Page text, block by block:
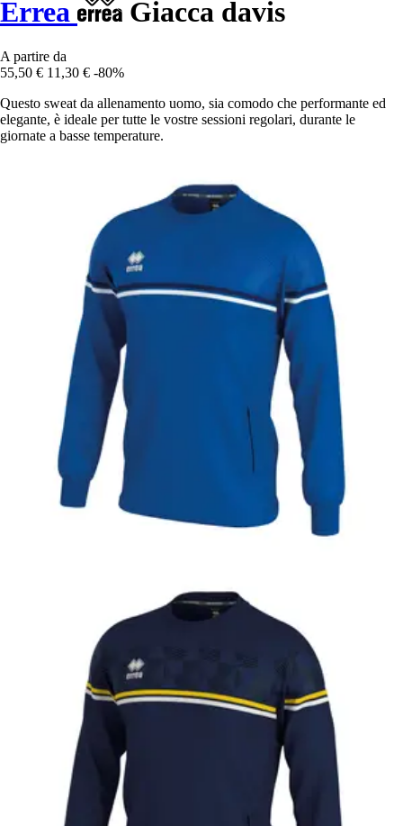
Errea Giacca davis
A partire da
55,50 € 11,30 € -80%
Questo sweat da allenamento uomo, sia comodo che performante ed
elegante, è ideale per tutte le vostre sessioni regolari, durante le
giornate a basse temperature.